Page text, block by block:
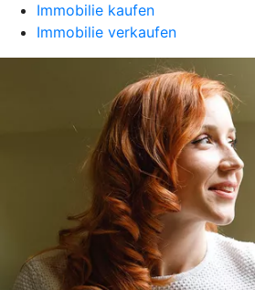
Immobilie kaufen
Immobilie verkaufen